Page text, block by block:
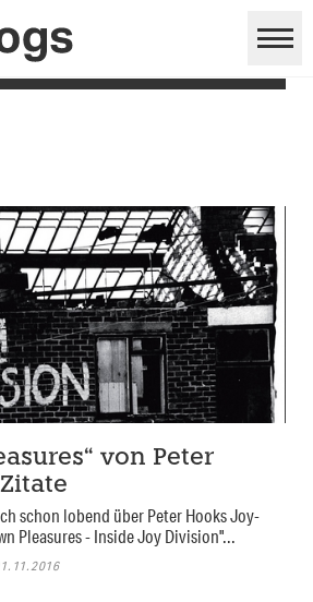
von Peter
schon lobend über Peter Hooks Joy-
Pleasures - Inside Joy Division"...